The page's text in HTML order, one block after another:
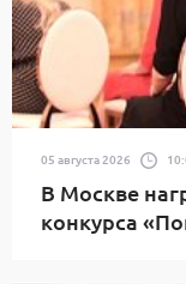
05 августа 2026
В Москве
конкурса